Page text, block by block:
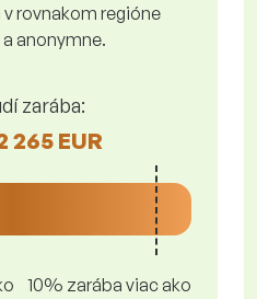
rovnakom regióne
anonymne.
zarába:
265 EUR
10% zarába viac ako